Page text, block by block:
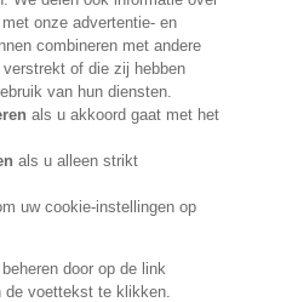
GO TO SHOP
onze advertentie- en
combineren met andere
of die zij hebben
van hun diensten.
als u akkoord gaat met het
als u alleen strikt
uw cookie-instellingen op
door op de link
de voettekst te klikken.